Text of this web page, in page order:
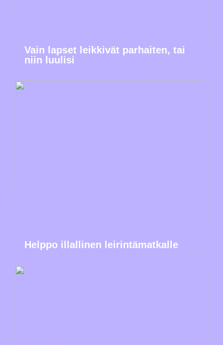
Vain lapset leikkivät parhaiten, tai
niin luulisi
Helppo illallinen leirintämatkalle